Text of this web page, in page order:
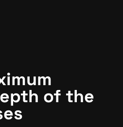
of the